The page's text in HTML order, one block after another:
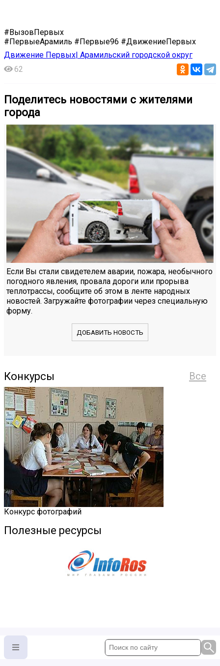
#ВызовПервых
#ПервыеАрамиль #Первые96 #ДвижениеПервых
Движение Первых| Арамильский городской округ
62
Поделитесь новостями с жителями
города
Если Вы стали свидетелем аварии, пожара, необычного
погодного явления, провала дороги или прорыва
теплотрассы, сообщите об этом в ленте народных
новостей. Загружайте фотографии через специальную
форму.
ДОБАВИТЬ НОВОСТЬ
Все
Конкурсы
Конкурс фотографий
Полезные ресурсы